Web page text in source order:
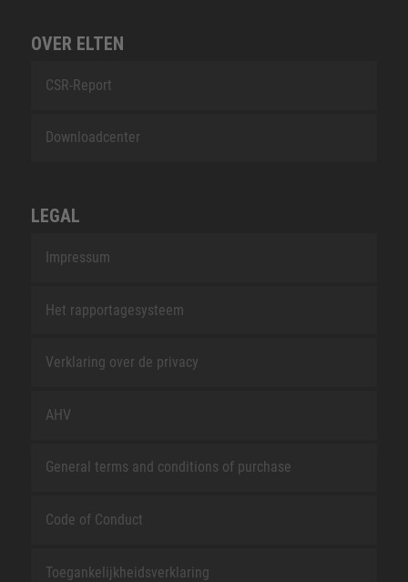
OVER ELTEN
CSR-Report
Downloadcenter
LEGAL
Impressum
Het rapportagesysteem
Verklaring over de privacy
AHV
General terms and conditions of purchase
Code of Conduct
Toegankelijkheidsverklaring